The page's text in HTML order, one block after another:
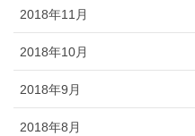
2018年11月
2018年10月
2018年9月
2018年8月